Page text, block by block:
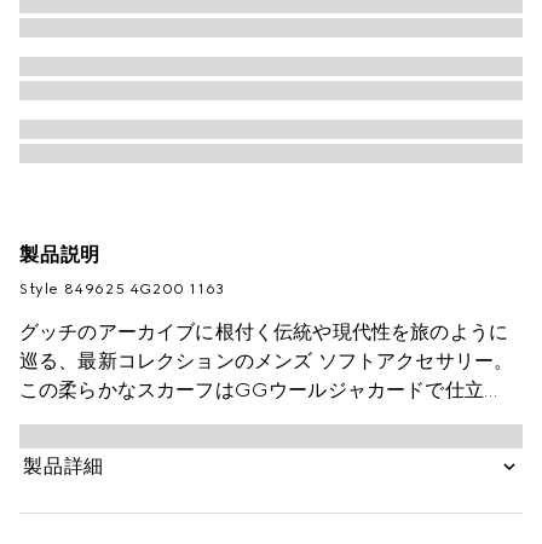
製品説明
Style ‎849625 4G200 1163
グッチのアーカイブに根付く伝統や現代性を旅のように
巡る、最新コレクションのメンズ ソフトアクセサリー。
この柔らかなスカーフはGGウールジャカードで仕立
て、フリンジ トリムを施しています。
製品詳細